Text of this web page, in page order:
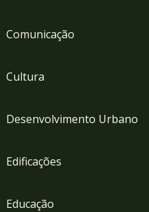
Comunicação
Cultura
Desenvolvimento Urbano
Edificações
Educação